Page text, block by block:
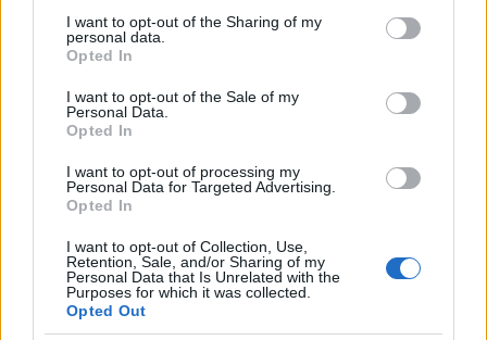
not limited to your visit or usage behaviour. You may click to
grant or deny consent to Google and its third-party tags to
use your data for below specified purposes in below Google
consent section.
I want to opt-out of the Sharing of my
personal data.
Opted In
I want to opt-out of the Sale of my
Personal Data.
Opted In
I want to opt-out of processing my
Personal Data for Targeted Advertising.
Opted In
I want to opt-out of Collection, Use,
Retention, Sale, and/or Sharing of my
Personal Data that Is Unrelated with the
Purposes for which it was collected.
Opted Out
δίνει πλέον στις εισαγγελικές αρχές ευρύτερες
δυνατότητες επιβολής κυρώσεων, ενώ
αποκλείεται το ενδεχόμενο έκδοσης διεθνών
ενταλμάτων σύλληψης εναντίον του Musk ή
στελεχών της X
Το σκηνικό αυτό δεν είναι πρωτόγνωρο για τη Γαλλία,
κατά του ιδρυτή της εφαρμογήςTelegram
Pavel
. Ο Durov είχε συλληφθεί με την κατηγορία ότι η
πλατφόρμα του διευκόλυνε το οργανωμένο έγκλημα,